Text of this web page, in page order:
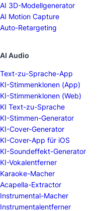
AI 3D-Modellgenerator
AI Motion Capture
Auto-Retargeting
AI Audio
Text-zu-Sprache-App
KI-Stimmenklonen (App)
KI-Stimmenklonen (Web)
KI Text-zu-Sprache
KI-Stimmen-Generator
KI-Cover-Generator
KI-Cover-App für iOS
KI-Soundeffekt-Generator
KI-Vokalentferner
Karaoke-Macher
Acapella-Extractor
Instrumental-Macher
Instrumentalentferner